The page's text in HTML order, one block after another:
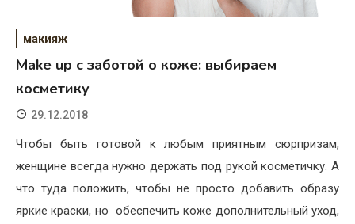
макияж
Make up с заботой о коже: выбираем
косметику
29.12.2018
Чтобы быть готовой к любым приятным сюрпризам,
женщине всегда нужно держать под рукой косметичку. А
что туда положить, чтобы не просто добавить образу
яркие краски, но обеспечить коже дополнительный уход,